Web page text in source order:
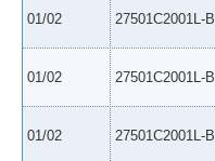
01/02 27501C2001L-
01/02 27501C2001L-
01/02 27501C2001L-